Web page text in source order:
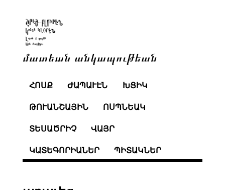
մատեան անկապութեան
ՀՈՍՔ ԺԱՊԱՒԷՆ ԽՑԻԿ
ԹՈՒԱՆՇԱՅԻՆ ՈՍՊՆԵԱԿ
ՏԵՍԱԾՐԻՉ ՎԱՅՐ
ԿԱՏԵԳՈՐԻԱՆԵՐ ՊԻՏԱԿՆԵՐ